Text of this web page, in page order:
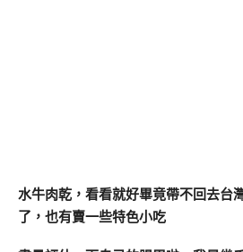
水牛肉乾，看看就好畢竟帶不回去台
了，也有賣一些特色小吃